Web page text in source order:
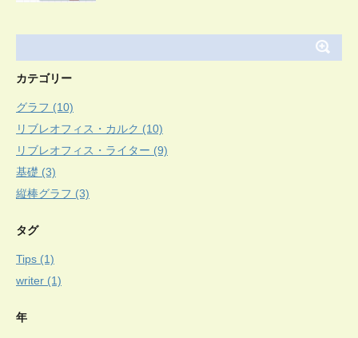
カテゴリー
グラフ (10)
リブレオフィス・カルク (10)
リブレオフィス・ライター (9)
基礎 (3)
縦棒グラフ (3)
タグ
Tips (1)
writer (1)
年